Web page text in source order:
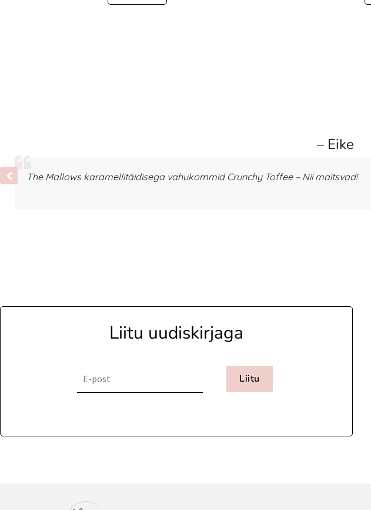
– Eike
The Mallows karamellitäidisega vahukommid Crunchy Toffee – Nii maitsvad!
Liitu uudiskirjaga
Liitu